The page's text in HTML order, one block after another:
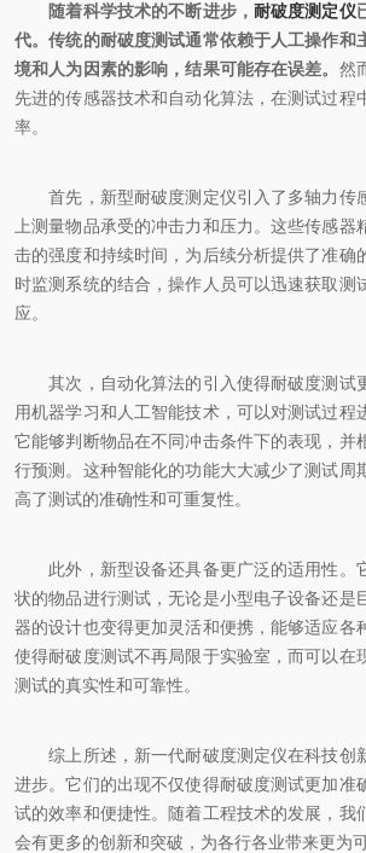
随着科学技术的不断进步， 耐破度测定仪
代。传统的耐破度测试通常依赖于人工操作和
境和人为因素的影响，结果可能存在误差。 然
先进的传感器技术和自动化算法，在测试过程
率。
首先，新型耐破度测定仪引入了多轴力传
上测量物品承受的冲击力和压力。这些传感器
击的强度和持续时间，为后续分析提供了准确
时监测系统的结合，操作人员可以迅速获取测
应。
其次，自动化算法的引入使得耐破度测试
用机器学习和人工智能技术，可以对测试过程
它能够判断物品在不同冲击条件下的表现，并
行预测。这种智能化的功能大大减少了测试周
高了测试的准确性和可重复性。
此外，新型设备还具备更广泛的适用性。
状的物品进行测试，无论是小型电子设备还是
器的设计也变得更加灵活和便携，能够适应各
使得耐破度测试不再局限于实验室，而可以在
测试的真实性和可靠性。
综上所述，新一代耐破度测定仪在科技创
进步。它们的出现不仅使得耐破度测试更加准
试的效率和便捷性。随着工程技术的发展，我
会有更多的创新和突破，为各行各业带来更为